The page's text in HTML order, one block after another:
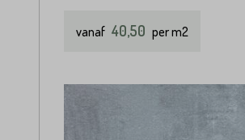
vanaf 40,50 per m2